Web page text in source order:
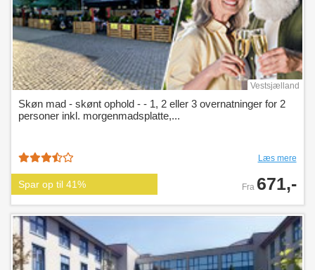
Vestsjælland
Skøn mad - skønt ophold - - 1, 2 eller 3 overnatninger for 2
personer inkl. morgenmadsplatte,...
Læs mere
Spar op til 41% Fra 671,-